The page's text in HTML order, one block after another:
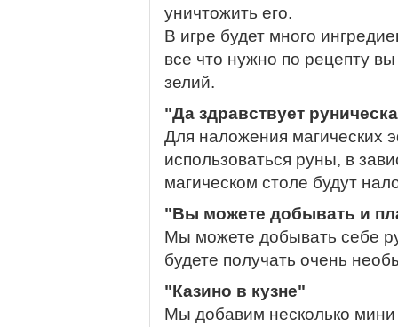
уничтожить его.
В игре будет много
все что нужно по рецепту
зелий.
"Да здравствует
Для наложения магических
использоваться руны, в
магическом столе будут
"Вы можете добывать и
Мы можете добывать себе
будете получать очень
"Казино в кузне"
Мы добавим несколько